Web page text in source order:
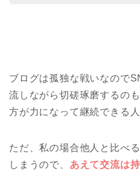
ブログは孤独な戦いなので
流しながら切磋琢磨するの
方が力になって継続できる
ただ、私の場合他人と比べ
しまうので、 あえて交流は